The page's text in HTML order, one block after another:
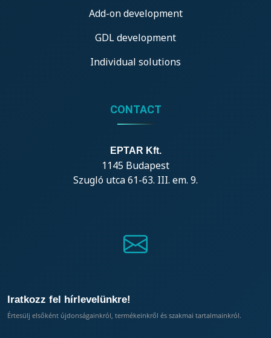
Add-on development
GDL development
Individual solutions
CONTACT
EPTAR Kft.
1145 Budapest
Szugló utca 61-63. III. em. 9.
Iratkozz fel hírlevelünkre!
Értesülj elsőként újdonságainkról, termékeinkről és szakmai tartalmainkról.